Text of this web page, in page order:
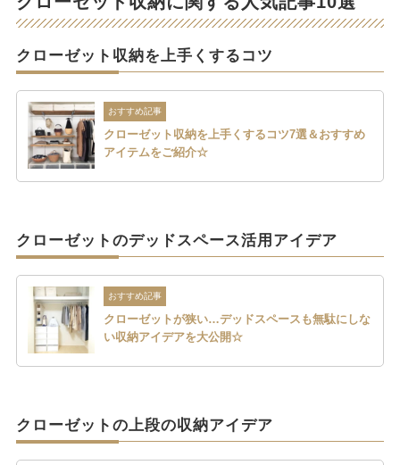
クローゼット収納を上手くするコツ
おすすめ記事
クローゼット収納を上手くするコツ7選＆おすすめ
アイテムをご紹介☆
クローゼットのデッドスペース活用アイデア
おすすめ記事
クローゼットが狭い…デッドスペースも無駄にしな
い収納アイデアを大公開☆
クローゼットの上段の収納アイデア